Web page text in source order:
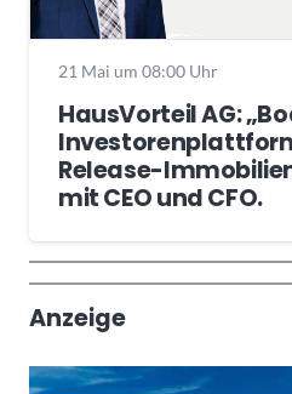
21 Mai um 08:00 Uhr
HausVorteil AG:
Release-
mit CEO und CFO.
Anzeige